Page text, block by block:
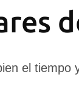
el